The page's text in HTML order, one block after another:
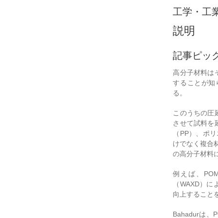
工学・工
説明
記事ピッ
高分子材料は
することが知
る。
このうちの圧
させて試料を
（PP）、ポ
けでなく複合
の高分子材料
例えば、
（WAXD）
向上すること
Bahadurは、